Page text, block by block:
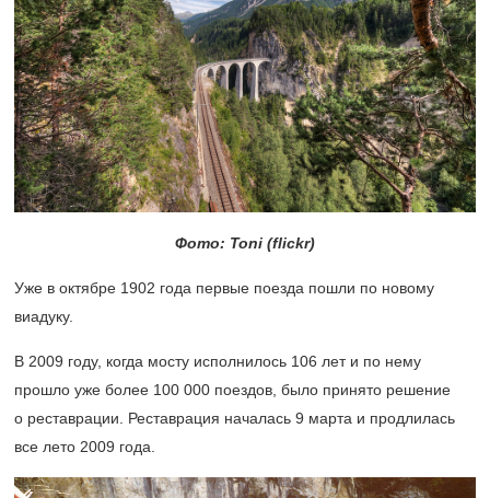
Фото: Toni (flickr)
Уже в октябре 1902 года первые поезда пошли по новому
виадуку.
В 2009 году, когда мосту исполнилось 106 лет и по нему
прошло уже более 100 000 поездов, было принято решение
о реставрации. Реставрация началась 9 марта и продлилась
все лето 2009 года.